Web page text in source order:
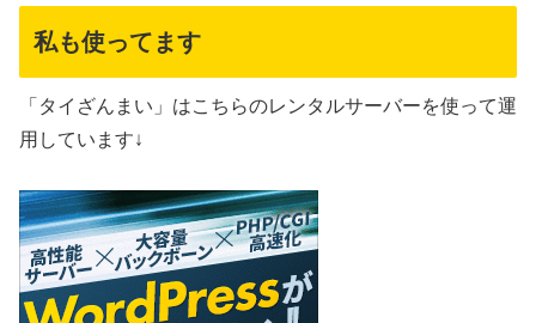
私も使ってます
「タイざんまい」はこちらのレンタルサーバーを使って運
用しています↓